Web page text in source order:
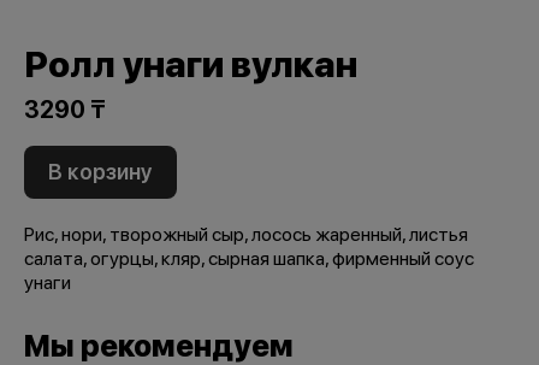
Ролл унаги вулкан
3290 ₸
В корзину
Рис, нори, творожный сыр, лосось жаренный, листья
салата, огурцы, кляр, сырная шапка, фирменный соус
унаги
Мы рекомендуем